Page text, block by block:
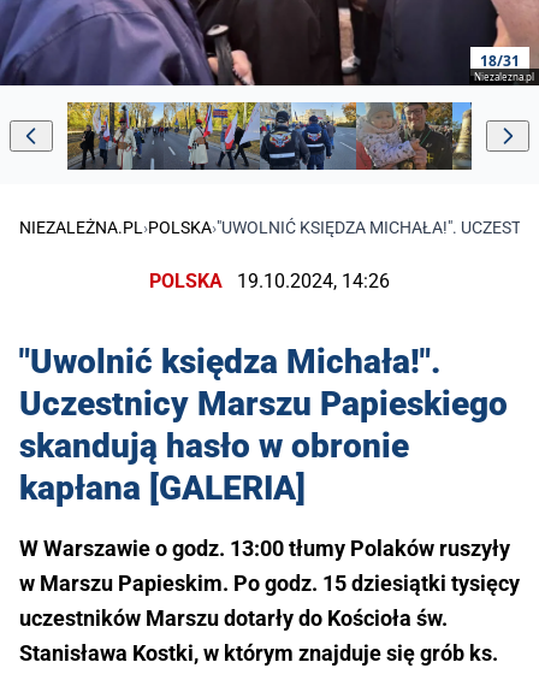
18/31
Niezalezna.pl
NIEZALEŻNA.PL ›POLSKA›"UWOLNIĆ KSIĘDZA MICHAŁA!".
POLSKA 19.10.2024, 14:26
"Uwolnić księdza Michała!".
Uczestnicy Marszu Papieskiego
skandują hasło w obronie
kapłana [GALERIA]
W Warszawie o godz. 13:00 tłumy Polaków ruszyły
w Marszu Papieskim. Po godz. 15 dziesiątki tysięcy
uczestników Marszu dotarły do Kościoła św.
Stanisława Kostki, w którym znajduje się grób ks.